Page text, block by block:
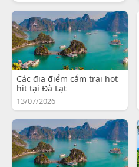
Các địa điểm cắm trại hot
hit tại Đà Lạt
13/07/2026